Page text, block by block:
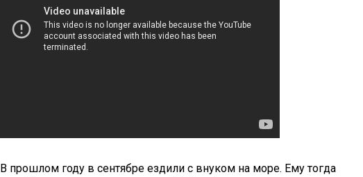
В прошлом году в сентябре ездили с внуком на море. Ему тогда